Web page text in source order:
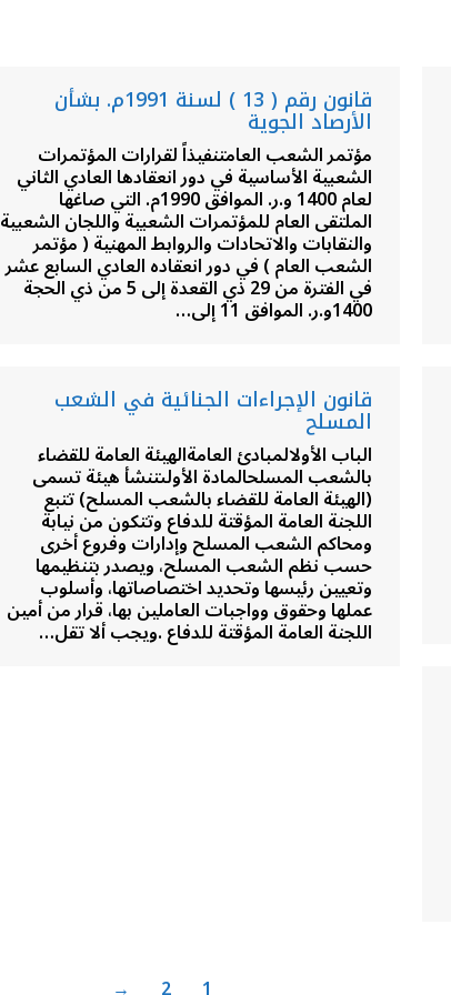
قانون رقم ( 13 ) لسنة 1991م. بشأن
الأرصاد الجوية
مؤتمر الشعب العامتنفيذاً لقرارات المؤتمرات
الشعبية الأساسية في دور انعقادها العادي الثاني
لعام 1400 و.ر. الموافق 1990م. التي صاغها
الملتقى العام للمؤتمرات الشعبية واللجان الشعبية
والنقابات والاتحادات والروابط المهنية ( مؤتمر
الشعب العام ) في دور انعقاده العادي السابع عشر
في الفترة من 29 ذي القعدة إلى 5 من ذي الحجة
1400و.ر. الموافق 11 إلى…
قانون الإجراءات الجنائية في الشعب
المسلح
الباب الأولالمبادئ العامةالهيئة العامة للقضاء
بالشعب المسلحالمادة الأولىتنشأ هيئة تسمى
(الهيئة العامة للقضاء بالشعب المسلح) تتبع
اللجنة العامة المؤقتة للدفاع وتتكون من نيابة
ومحاكم الشعب المسلح وإدارات وفروع أخرى
حسب نظم الشعب المسلح، ويصدر بتنظيمها
وتعيين رئيسها وتحديد اختصاصاتها، وأسلوب
عملها وحقوق وواجبات العاملين بها، قرار من أمين
اللجنة العامة المؤقتة للدفاع .ويجب ألا تقل…